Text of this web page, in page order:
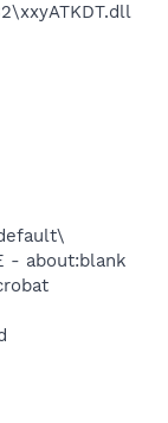
- about:blank